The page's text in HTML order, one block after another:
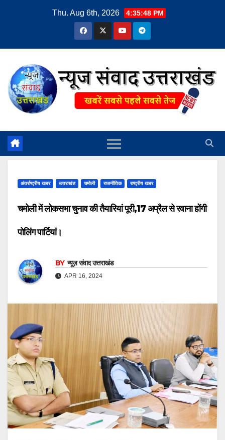
Thu. Aug 6th, 2026 4:35:49 PM
अंतर्राष्ट्रीय खबर उत्तराखंड चमोली राजनीतिक राष्ट्रीय खबर
चमोली में लोकसभा चुनाव की तैयारियां पूरी,17 अप्रैल से रवाना होंगी
पोलिंग पार्टियां।
BY न्यूज़ संवाद उत्तराखंड
APR 16, 2024